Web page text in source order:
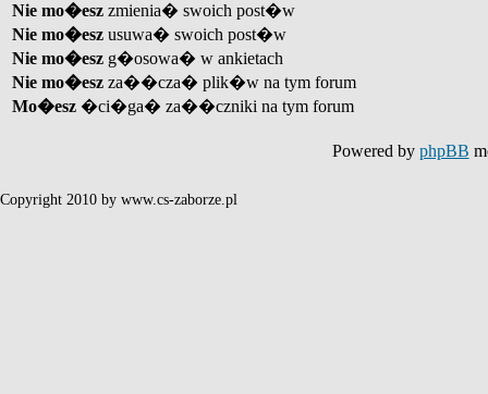
Nie mo�esz zmienia� swoich post�w
Nie mo�esz usuwa� swoich post�w
Nie mo�esz g�osowa� w ankietach
Nie mo�esz za��cza� plik�w na tym forum
Mo�esz �ci�ga� za��czniki na tym forum
Powered by phpBB
Copyright 2010 by www.cs-zaborze.pl